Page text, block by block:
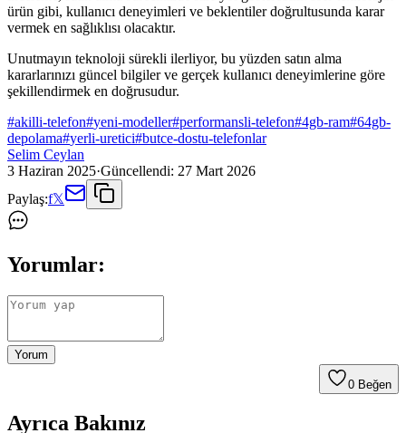
ürün gibi, kullanıcı deneyimleri ve beklentiler doğrultusunda karar
vermek en sağlıklısı olacaktır.
Unutmayın teknoloji sürekli ilerliyor, bu yüzden satın alma
kararlarınızı güncel bilgiler ve gerçek kullanıcı deneyimlerine göre
şekillendirmek en doğrusudur.
#akilli-telefon#yeni-modeller#performansli-telefon#4gb-ram#64gb-
depolama#yerli-uretici#butce-dostu-telefonlar
Selim Ceylan
3 Haziran 2025·Güncellendi: 27 Mart 2026
Paylaş:f𝕏
Yorumlar:
Yorum
0 Beğen
Ayrıca Bakınız